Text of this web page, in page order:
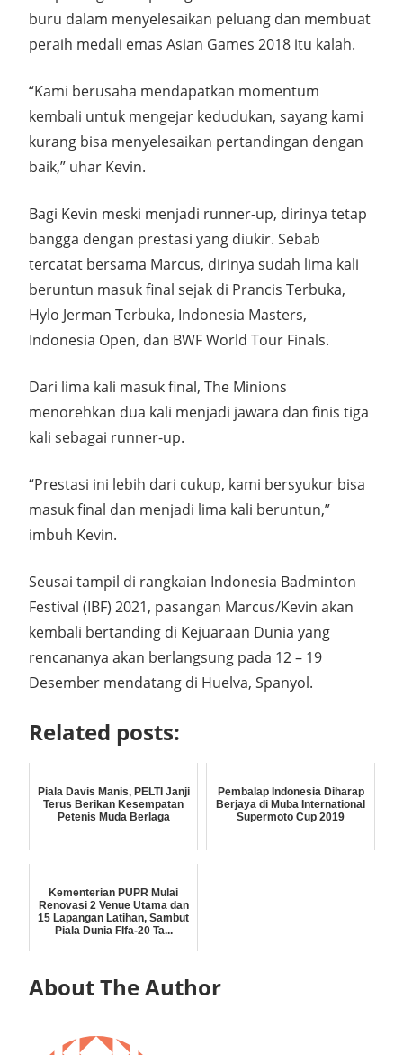
buru dalam menyelesaikan peluang dan membuat
peraih medali emas Asian Games 2018 itu kalah.
“Kami berusaha mendapatkan momentum
kembali untuk mengejar kedudukan, sayang kami
kurang bisa menyelesaikan pertandingan dengan
baik,” uhar Kevin.
Bagi Kevin meski menjadi runner-up, dirinya tetap
bangga dengan prestasi yang diukir. Sebab
tercatat bersama Marcus, dirinya sudah lima kali
beruntun masuk final sejak di Prancis Terbuka,
Hylo Jerman Terbuka, Indonesia Masters,
Indonesia Open, dan BWF World Tour Finals.
Dari lima kali masuk final, The Minions
menorehkan dua kali menjadi jawara dan finis tiga
kali sebagai runner-up.
“Prestasi ini lebih dari cukup, kami bersyukur bisa
masuk final dan menjadi lima kali beruntun,”
imbuh Kevin.
Seusai tampil di rangkaian Indonesia Badminton
Festival (IBF) 2021, pasangan Marcus/Kevin akan
kembali bertanding di Kejuaraan Dunia yang
rencananya akan berlangsung pada 12 – 19
Desember mendatang di Huelva, Spanyol.
Related posts:
Piala Davis Manis, PELTI Janji
Terus Berikan Kesempatan
Petenis Muda Berlaga
Pembalap Indonesia Diharap
Berjaya di Muba International
Supermoto Cup 2019
Kementerian PUPR Mulai
Renovasi 2 Venue Utama dan
15 Lapangan Latihan, Sambut
Piala Dunia FIfa-20 Ta...
About The Author